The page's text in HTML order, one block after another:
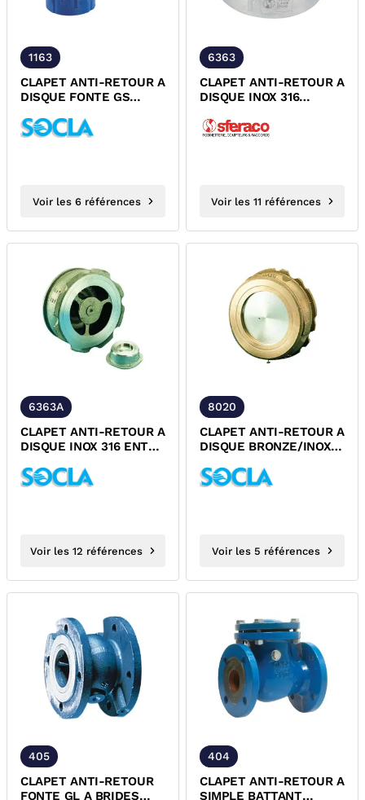
1163
CLAPET ANTI-RETOUR A
DISQUE FONTE GS
PN10/PN16/PN25/PN40
ACS DESP
Voir les 6 références
6363
CLAPET ANTI-RETOUR A
DISQUE INOX 316
Voir les 11 références
6363A
CLAPET ANTI-RETOUR A
DISQUE INOX 316 ENTRE
PN6/PN10/PN16/PN25/PN40/ASA150/ASA300
DESP
Voir les 12 références
8020
CLAPET ANTI-RETOUR A
DISQUE BRONZE/INOX
PN10/PN16/PN25/PN40/
DESP ACS
Voir les 5 références
405
CLAPET ANTI-RETOUR
FONTE GL A BRIDES
404
CLAPET ANTI-RETOUR A
SIMPLE BATTANT